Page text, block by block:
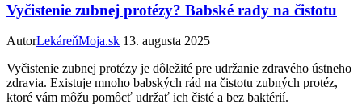
Vyčistenie zubnej protézy? Babské rady na čistotu
AutorLekáreňMoja.sk 13. augusta 2025
Vyčistenie zubnej protézy je dôležité pre udržanie zdravého ústneho
zdravia. Existuje mnoho babských rád na čistotu zubných protéz,
ktoré vám môžu pomôcť udržať ich čisté a bez baktérií.